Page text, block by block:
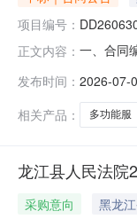
项目编号：
正文内容： 一、合同
式：
发布时间： 2026-07-
相关产品：
多功能服
龙江县人民法院
采购意向 黑龙